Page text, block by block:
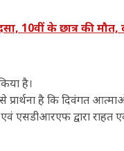
10वीं के छात्र की मौत,
है।
प्रार्थना है कि दिवंगत
एसडीआरएफ द्वारा राहत